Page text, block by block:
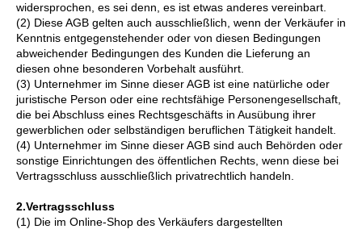
widersprochen, es sei denn, es ist etwas anderes vereinbart.
(2) Diese AGB gelten auch ausschließlich, wenn der Verkäufer in
Kenntnis entgegenstehender oder von diesen Bedingungen
abweichender Bedingungen des Kunden die Lieferung an
diesen ohne besonderen Vorbehalt ausführt.
(3) Unternehmer im Sinne dieser AGB ist eine natürliche oder
juristische Person oder eine rechtsfähige Personengesellschaft,
die bei Abschluss eines Rechtsgeschäfts in Ausübung ihrer
gewerblichen oder selbständigen beruflichen Tätigkeit handelt.
(4) Unternehmer im Sinne dieser AGB sind auch Behörden oder
sonstige Einrichtungen des öffentlichen Rechts, wenn diese bei
Vertragsschluss ausschließlich privatrechtlich handeln.
2.Vertragsschluss
(1) Die im Online-Shop des Verkäufers dargestellten